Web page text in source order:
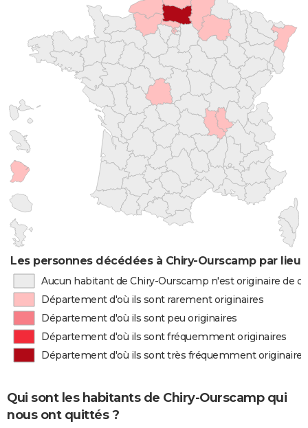
Les personnes décédées à Chiry-Ourscamp par lieu
Aucun habitant de Chiry-Ourscamp n'est originaire de
Département d'où ils sont rarement originaires
Département d'où ils sont peu originaires
Département d'où ils sont fréquemment originaires
Département d'où ils sont très fréquemment originaires
Qui sont les habitants de Chiry-Ourscamp qui
nous ont quittés ?